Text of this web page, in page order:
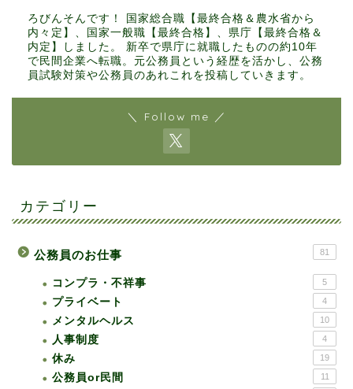
ろびんそんです！ 国家総合職【最終合格＆農水省から
内々定】、国家一般職【最終合格】、県庁【最終合格＆
内定】しました。 新卒で県庁に就職したものの約10年
で民間企業へ転職。元公務員という経歴を活かし、公務
員試験対策や公務員のあれこれを投稿していきます。
＼ Follow me ／
カテゴリー
公務員のお仕事 81
コンプラ・不祥事 5
プライベート 4
メンタルヘルス 10
人事制度 4
休み 19
公務員or民間 11